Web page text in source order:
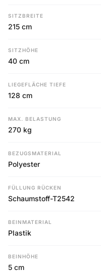
SITZBREITE
215 cm
SITZHÖHE
40 cm
LIEGEFLÄCHE TIEFE
128 cm
MAX. BELASTUNG
270 kg
BEZUGSMATERIAL
Polyester
FÜLLUNG RÜCKEN
Schaumstoff-T2542
BEINMATERIAL
Plastik
BEINHÖHE
5 cm